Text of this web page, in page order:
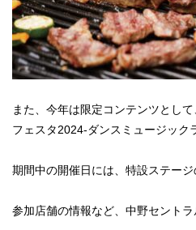
また、今年は限定コンテンツとし
フェスタ2024-ダンスミュージック
期間中の開催日には、特設ステー
参加店舗の情報など、中野セント